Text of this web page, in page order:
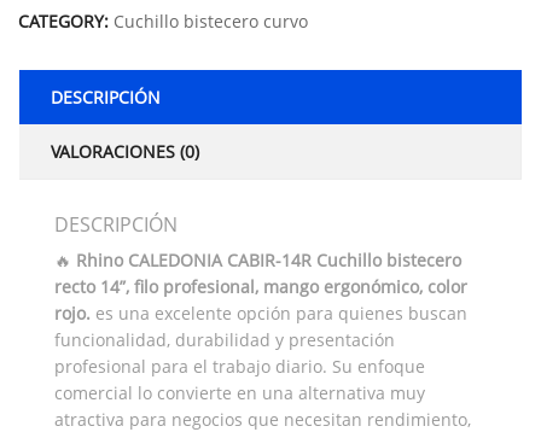
CATEGORY: Cuchillo bistecero curvo
DESCRIPCIÓN
VALORACIONES (0)
DESCRIPCIÓN
🔥 Rhino CALEDONIA CABIR-14R Cuchillo bistecero
recto 14”, filo profesional, mango ergonómico, color
rojo. es una excelente opción para quienes buscan
funcionalidad, durabilidad y presentación
profesional para el trabajo diario. Su enfoque
comercial lo convierte en una alternativa muy
atractiva para negocios que necesitan rendimiento,